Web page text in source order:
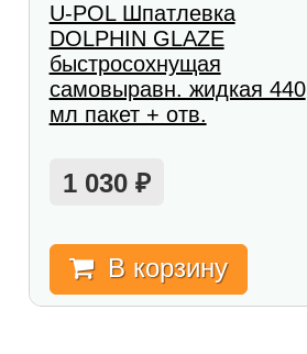
U-POL Шпатлевка
DOLPHIN GLAZE
быстросохнущая
самовыравн. жидкая 440
мл пакет + отв.
1 030 ₽
В корзину